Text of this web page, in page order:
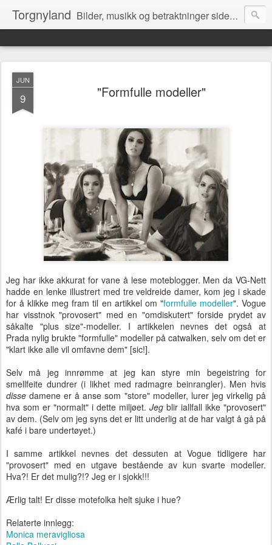
Torgnyland Bilder, musikk og betraktninger siden 2008
JUN
9 "Formfulle modeller"
Jeg har ikke akkurat for vane å lese moteblogger. Men da VG-Nett
hadde en lenke illustrert med tre veldreide damer, kom jeg i skade
for å klikke meg fram til en artikkel om "formfulle modeller". Vogue
har visstnok "provosert" med en "omdiskutert" forside prydet av
såkalte "plus size"-modeller. I artikkelen nevnes det også at
Prada nylig brukte "formfulle" modeller på catwalken, selv om det er
"klart ikke alle vil omfavne dem" [sic!].
Selv må jeg innrømme at jeg kan styre min begeistring for
smellfeite dundrer (i likhet med radmagre beinrangler). Men hvis
dissedamene er å anse som "store" modeller, lurer jeg virkelig på
hva som er "normalt" i dette miljøet. Jeg blir iallfall ikke "provosert"
av dem. (Selv om jeg syns det er litt underlig at de har valgt å gå på
kafé i bare undertøyet.)
I samme artikkel nevnes det dessuten at Vogue tidligere har
"provosert" med en utgave bestående av kun svarte modeller.
Hva?! Er det mulig?!? Jeg er i sjokk!!!
Ærlig talt! Er disse motefolka helt sjuke i hue?
Relaterte innlegg:
Monica meravigliosa